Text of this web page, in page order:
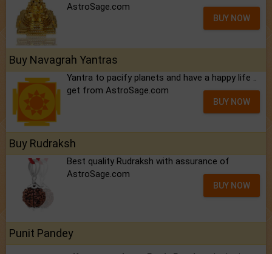
AstroSage.com
BUY NOW
Buy Navagrah Yantras
Yantra to pacify planets and have a happy life ..
get from AstroSage.com
BUY NOW
Buy Rudraksh
Best quality Rudraksh with assurance of
AstroSage.com
BUY NOW
Punit Pandey